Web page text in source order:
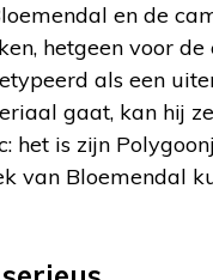
en de
hetgeen voor de
als een
gaat, kan hij
het is zijn
van Bloemendal